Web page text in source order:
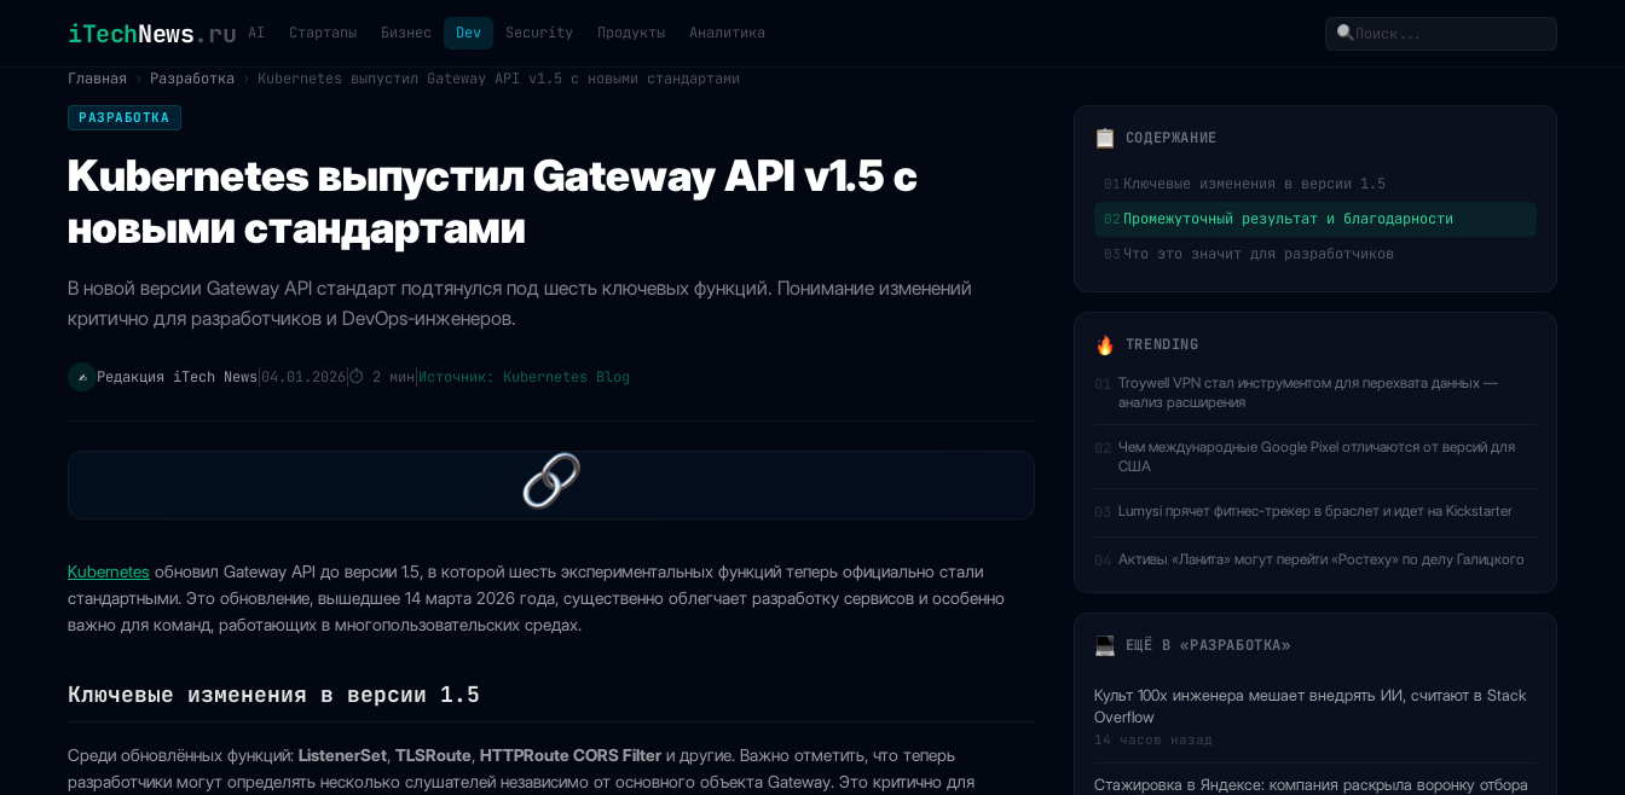
iTechNews.ru AI Стартапы Бизнес Dev Security Продукты Аналитика
Поиск
Главная
› Разработка › Kubernetes выпустил Gateway API v1.5 с новыми стандартами
РАЗРАБОТКА
Kubernetes выпустил Gateway API v1.5 с
новыми стандартами
В новой версии Gateway API стандарт подтянулся под шесть ключевых функций. Понимание изменений
критично для разработчиков и DevOps-инженеров.
✍️ Редакция iTech News 04.01.2026⏱ 2 мин Источник: Kubernetes Blog
Kubernetes обновил Gateway API до версии 1.5, в которой шесть экспериментальных функций теперь официально стали
стандартными. Это обновление, вышедшее 14 марта 2026 года, существенно облегчает разработку сервисов и особенно
важно для команд, работающих в многопользовательских средах.
Ключевые изменения в версии 1.5
Среди обновлённых функций: ListenerSet, TLSRoute, HTTPRoute CORS Filter и другие. Важно отметить, что теперь
разработчики могут определять несколько слушателей независимо от основного объекта Gateway. Это критично для
СОДЕРЖАНИЕ
01 Ключевые изменения в версии 1.5
02 Промежуточный результат и благодарности
03 Что это значит для разработчиков
TRENDING
01 Troywell VPN стал инструментом для перехвата данных —
анализ расширения
02 Чем международные Google Pixel отличаются от версий для
США
03 Lumysi прячет фитнес-трекер в браслет и идет на Kickstarter
04 Активы «Ланита» могут перейти «Ростеху» по делу Галицкого
ЕЩЁ В «РАЗРАБОТКА»
Культ 100x инженера мешает внедрять ИИ, считают в Stack
Overflow
14 часов назад
Стажировка в Яндексе: компания раскрыла воронку отбора